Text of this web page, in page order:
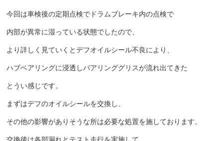
今回は車検後の定期点検でドラムブレーキ内の点検で
内部が異常に湿っている状態でしたので、
より詳しく見ていくとデフオイルシール不良により、
ハブベアリングに浸透しバアリンググリスが流れ出てきた
とうい感じです。
まずはデフのオイルシールを交換し、
その他の影響がありそうな所は必要な処置を施しております。